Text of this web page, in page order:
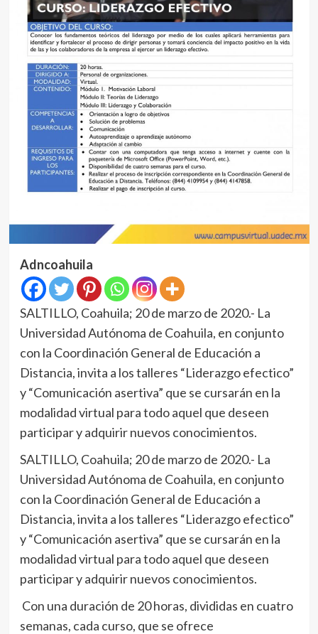
Adncoahuila
SALTILLO, Coahuila; 20 de marzo de 2020.- La
Universidad Autónoma de Coahuila, en conjunto
con la Coordinación General de Educación a
Distancia, invita a los talleres “Liderazgo efectico”
y “Comunicación asertiva” que se cursarán en la
modalidad virtual para todo aquel que deseen
participar y adquirir nuevos conocimientos.
SALTILLO, Coahuila; 20 de marzo de 2020.- La
Universidad Autónoma de Coahuila, en conjunto
con la Coordinación General de Educación a
Distancia, invita a los talleres “Liderazgo efectico”
y “Comunicación asertiva” que se cursarán en la
modalidad virtual para todo aquel que deseen
participar y adquirir nuevos conocimientos.
Con una duración de 20 horas, divididas en cuatro
semanas, cada curso, que se ofrece